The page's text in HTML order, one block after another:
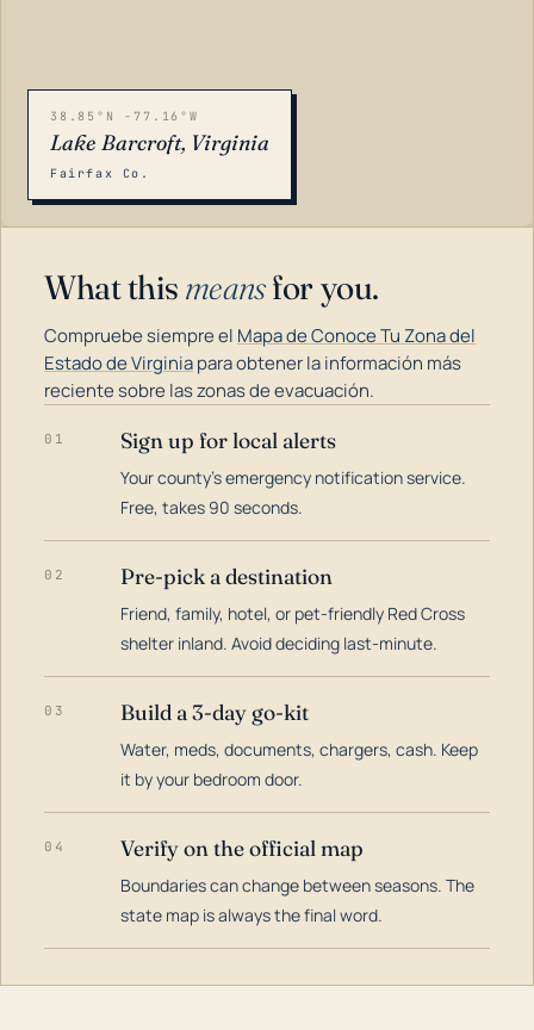
38.85°N -77.16°W
Lake Barcroft, Virginia
Fairfax Co.
What this meansfor you.
Compruebe siempre el Mapa de Conoce Tu Zona del
Estado de Virginiapara obtener la información más
reciente sobre las zonas de evacuación.
01 Sign up for local alerts
Your county's emergency notification service.
Free, takes 90 seconds.
02 Pre-pick a destination
Friend, family, hotel, or pet-friendly Red Cross
shelter inland. Avoid deciding last-minute.
03 Build a 3-day go-kit
Water, meds, documents, chargers, cash. Keep
it by your bedroom door.
04 Verify on the official map
Boundaries can change between seasons. The
state map is always the final word.